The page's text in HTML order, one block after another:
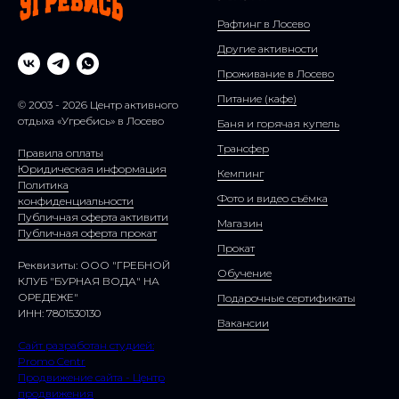
© 2003 - 2026 Центр активного
отдыха «Угребись» в Лосево
Правила оплаты
Юридическая информация
Политика
конфиденциальности
Публичная оферта активити
Публичная оферта прокат
Реквизиты: ООО "ГРЕБНОЙ
КЛУБ "БУРНАЯ ВОДА" НА
ОРЕДЕЖЕ"
ИНН: 7801530130
Сайт разработан студией:
Promo Centr
Продвижение сайта - Центр
продвижения
Рафтинг в Лосево
Другие активности
Проживание в Лосево
Питание (кафе)
Баня и горячая купель
Трансфер
Кемпинг
Фото и видео съёмка
Магазин
Прокат
Обучение
Подарочные сертификаты
Вакансии